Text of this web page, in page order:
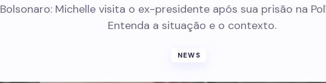
Bolsonaro: Michelle visita o ex-presidente após sua prisão na
Entenda a situação e o contexto.
NEWS